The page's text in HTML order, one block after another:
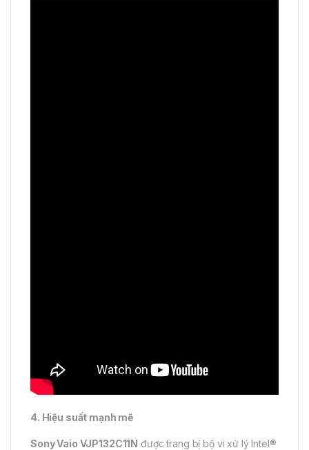
4. Hiệu suất mạnh mẽ
Sony Vaio VJP132C11N được trang bị bộ vi xử lý Intel®